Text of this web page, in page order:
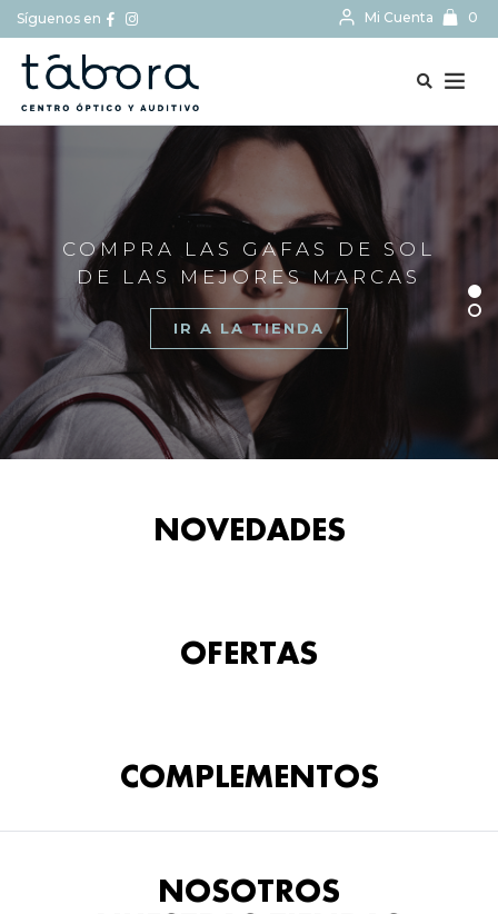
Síguenos en Mi Cuenta 0
COMPRA LAS GAFAS DE SOL
DE LAS MEJORES MARCAS
IR A LA TIENDA
NOVEDADES
OFERTAS
COMPLEMENTOS
NOSOTROS